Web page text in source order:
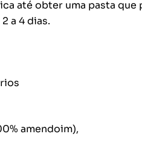
até obter uma pasta
a 4 dias.
amendoim),